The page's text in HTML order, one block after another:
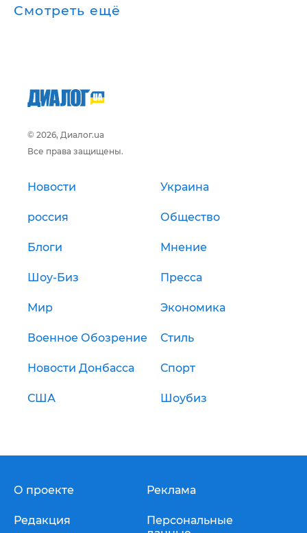
Смотреть ещё
© 2026, Диалог.ua
Все права защищены.
Новости Украина
россия Общество
Блоги Мнение
Шоу-Биз Пресса
Мир Экономика
Военное Обозрение Стиль
Новости Донбасса Спорт
США Шоубиз
О проекте
Редакция
Реклама
Персональные